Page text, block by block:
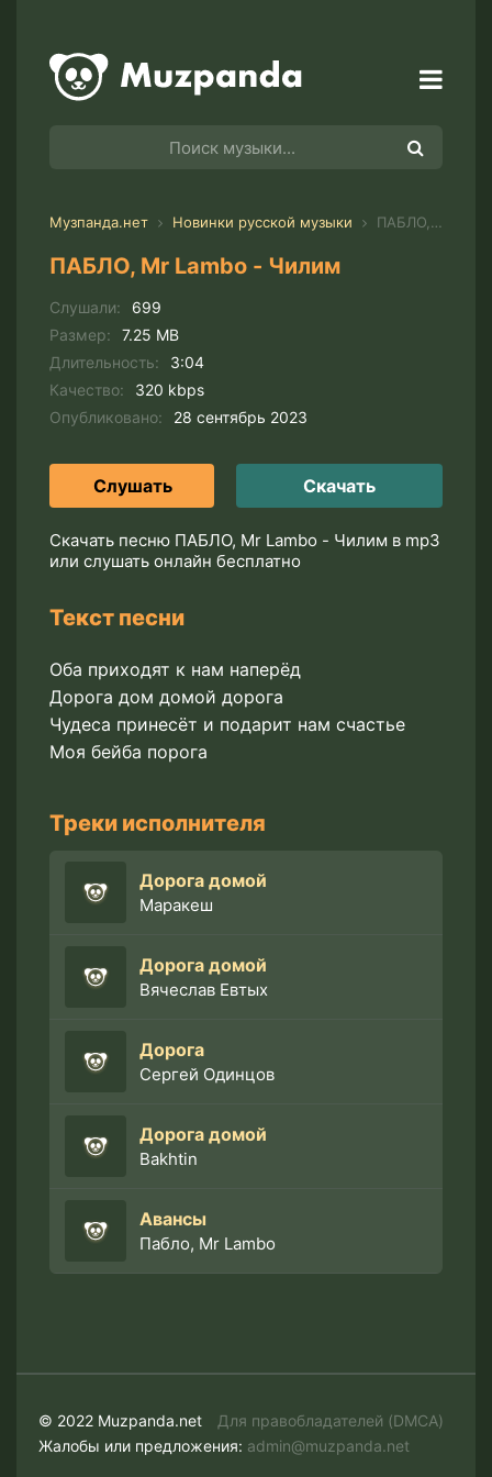
Музпанда.нет Новинки русской музыки ПАБЛО, Mr Lambo - Чилим
ПАБЛО, Mr Lambo - Чилим
Слушали:
699
Размер:
7.25 MB
Длительность:
3:04
Качество:
320 kbps
Опубликовано:
28 сентябрь 2023
Слушать Скачать
Скачать песню ПАБЛО, Mr Lambo - Чилим в mp3
или слушать онлайн бесплатно
Текст песни
Оба приходят к нам наперёд
Дорога дом домой дорога
Чудеса принесёт и подарит нам счастье
Моя бейба порога
Треки исполнителя
Дорога домой
Маракеш
Дорога домой
Вячеслав Евтых
Дорога
Сергей Одинцов
Дорога домой
Bakhtin
Авансы
Пабло, Mr Lambo
© 2022 Muzpanda.net
Для правобладателей (DMCA)
Жалобы или предложения: admin@muzpanda.net